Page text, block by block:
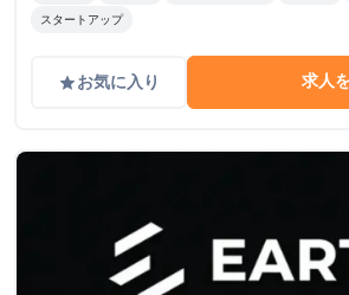
スタートアップ
gradeお気に入り 求人